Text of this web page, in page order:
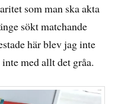
som man ska akta
sökt matchande
här blev jag inte
med allt det gråa.